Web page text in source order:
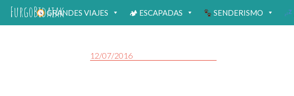
FurgoBidaiakGRANDES VIAJES 🏕 ESCAPADAS SENDERISMO
12/07/2016